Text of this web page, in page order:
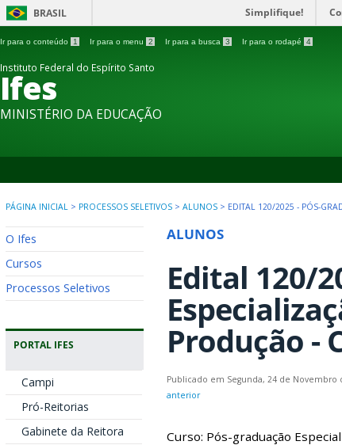
BRASIL Simplifique!
Ir para o conteúdo 1 Ir para o menu 2 Ir para a busca 3 Ir para o rodapé 4
Instituto Federal do Espírito Santo
Ifes
MINISTÉRIO DA EDUCAÇÃO
PÁGINA INICIAL > PROCESSOS SELETIVOS > ALUNOS > EDITAL 120/2025 - PÓS-
O Ifes
Cursos
Processos Seletivos
PORTAL IFES
Campi
Pró-Reitorias
Gabinete da Reitora
ALUNOS
Edital 120/
Produção -
Publicado em Segunda, 24 de Novembro
anterior
Curso: Pós-graduação